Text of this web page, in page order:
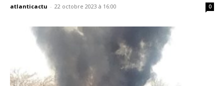
atlanticactu - 22 octobre 2023 à 16:00 0